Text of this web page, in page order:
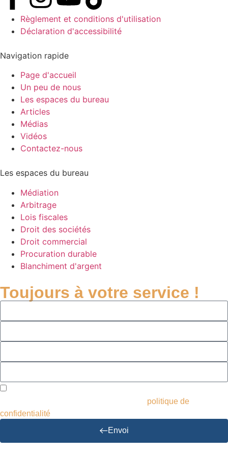
Règlement et conditions d'utilisation
Déclaration d'accessibilité
Navigation rapide
Page d'accueil
Un peu de nous
Les espaces du bureau
Articles
Médias
Vidéos
Contactez-nous
Les espaces du bureau
Médiation
Arbitrage
Lois fiscales
Droit des sociétés
Droit commercial
Procuration durable
Blanchiment d'argent
Toujours à votre service !
politique de
confidentialité
Envoi